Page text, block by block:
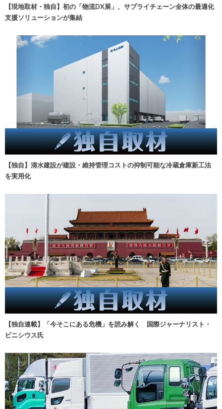
【現地取材・独自】初の「物流DX展」、サプライチェーン全体の最適化
支援ソリューションが集結
【独自】清水建設が建設・維持管理コストの抑制可能な冷蔵倉庫新工法
を実用化
【独自連載】「今そこにある危機」を読み解く 国際ジャーナリスト・
ビニシウス氏